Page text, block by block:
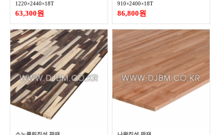
1220×2440×18T
63,300원
910×2400×18T
86,800원